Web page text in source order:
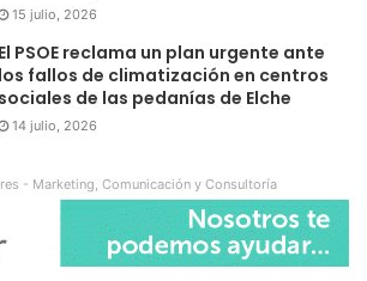
15 julio, 2026
El PSOE reclama un plan urgente ante
los fallos de climatización en centros
sociales de las pedanías de Elche
14 julio, 2026
- Marketing, Comunicación y Consultoría